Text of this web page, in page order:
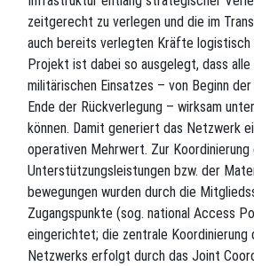
zeitgerecht zu verlegen und die im
auch bereits verlegten Kräfte logistisch
Projekt ist dabei so ausgelegt, dass alle
militärischen Einsatzes – von Beginn
Ende der Rückverlegung – wirksam
können. Damit generiert das Netzwerk
operativen Mehrwert. Zur Koordinierung
Unterstützungsleistungen bzw. der
bewegungen wurden durch die
Zugangspunkte (sog. national Access
eingerichtet; die zentrale Koordinierung
Netzwerks erfolgt durch das Joint